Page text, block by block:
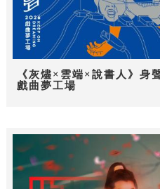
《灰燼×雲端×說書人》身
戲曲夢工場